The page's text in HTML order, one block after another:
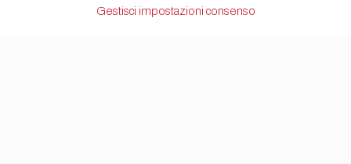
Gestisci impostazioni consenso